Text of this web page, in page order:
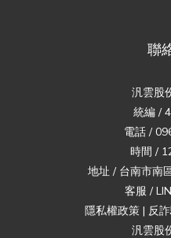
聯
汎雲股
統編 /
電話 /
時間 /
地址 / 台南市南
客服 /
隱私權政策 | 反
汎雲股